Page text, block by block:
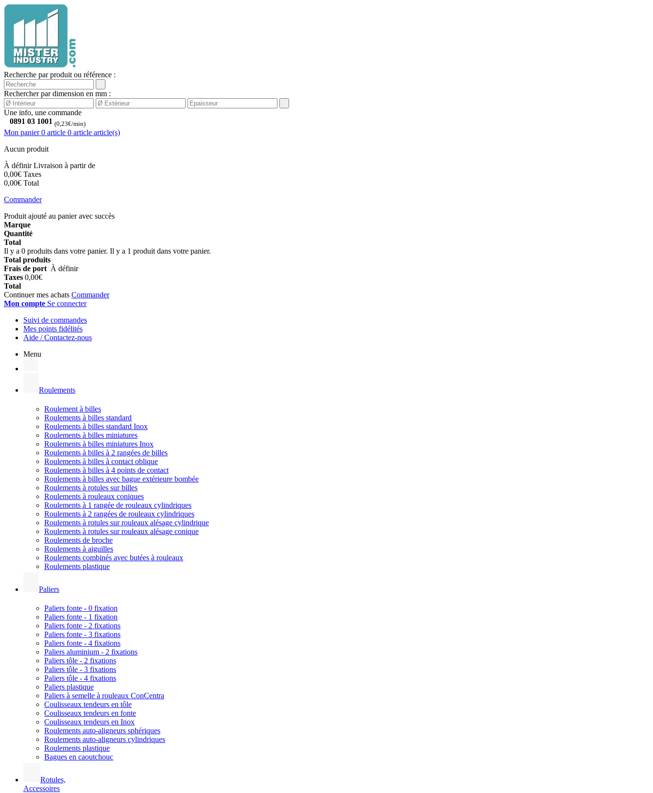
Recherche par produit ou référence :
Rechercher par dimension en mm :
Une info, une commande
0891 03 1001 (0,23€/min)
Mon panier 0 article 0 article article(s)
Aucun produit
À définirLivraison à partir de
0,00€ Taxes
0,00€ Total
Commander
Produit ajouté au panier avec succès
Marque
Quantité
Total
Il y a 0 produits dans votre panier. Il y a 1 produit dans votre panier.
Total produits
Frais de port À définir
Taxes 0,00€
Total
Continuer mes achats Commander
Mon compte Se connecter
Suivi de commandes
Mes points fidélités
Aide / Contactez-nous
Menu
Roulements
Roulement à billes
Roulements à billes standard
Roulements à billes standard Inox
Roulements à billes miniatures
Roulements à billes miniatures Inox
Roulements à billes à 2 rangées de billes
Roulements à billes à contact oblique
Roulements à billes à 4 points de contact
Roulements à billes avec bague extérieure bombée
Roulements à rotules sur billes
Roulements à rouleaux coniques
Roulements à 1 rangée de rouleaux cylindriques
Roulements à 2 rangées de rouleaux cylindriques
Roulements à rotules sur rouleaux alésage cylindrique
Roulements à rotules sur rouleaux alésage conique
Roulements de broche
Roulements à aiguilles
Roulements combinés avec butées à rouleaux
Roulements plastique
Paliers
Paliers fonte - 0 fixation
Paliers fonte - 1 fixation
Paliers fonte - 2 fixations
Paliers fonte - 3 fixations
Paliers fonte - 4 fixations
Paliers aluminium - 2 fixations
Paliers tôle - 2 fixations
Paliers tôle - 3 fixations
Paliers tôle - 4 fixations
Paliers plastique
Paliers à semelle à rouleaux ConCentra
Coulisseaux tendeurs en tôle
Coulisseaux tendeurs en fonte
Coulisseaux tendeurs en Inox
Roulements auto-aligneurs sphériques
Roulements auto-aligneurs cylindriques
Roulements plastique
Bagues en caoutchouc
Rotules,
Accessoires